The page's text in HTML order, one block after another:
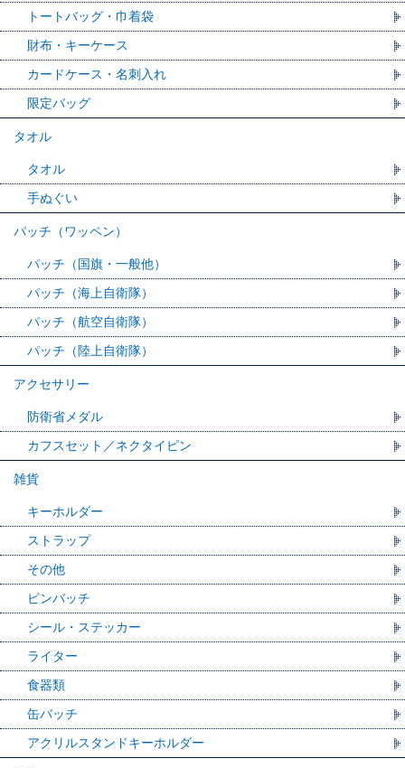
トートバッグ・巾着袋
財布・キーケース
カードケース・名刺入れ
限定バッグ
タオル
タオル
手ぬぐい
パッチ（ワッペン）
パッチ（国旗・一般他）
パッチ（海上自衛隊）
パッチ（航空自衛隊）
パッチ（陸上自衛隊）
アクセサリー
防衛省メダル
カフスセット／ネクタイピン
雑貨
キーホルダー
ストラップ
その他
ピンバッチ
シール・ステッカー
ライター
食器類
缶バッチ
アクリルスタンドキーホルダー